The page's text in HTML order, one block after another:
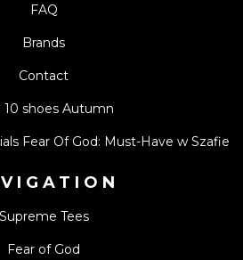
FAQ
Brands
Contact
10 shoes Autumn
Fear Of God: Must-Have w Szafie
Supreme Tees
Fear of God